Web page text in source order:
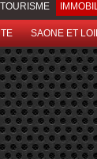
TOURISME
SAONE ET